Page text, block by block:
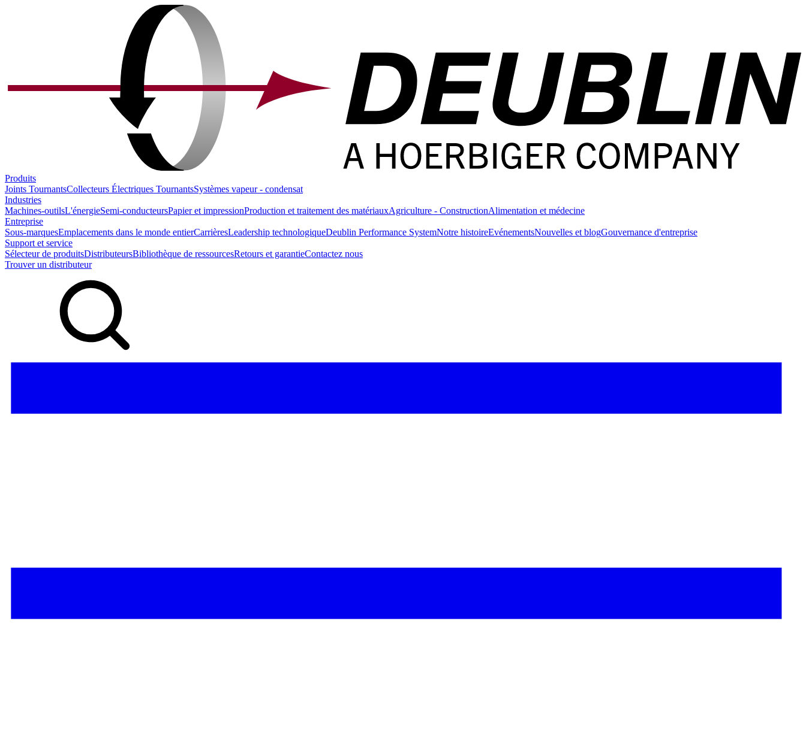
Produits
Joints TournantsCollecteurs Électriques TournantsSystèmes vapeur - condensat
Industries
Machines-outilsL'énergieSemi-conducteursPapier et impressionProduction et traitement des matériauxAgriculture - ConstructionAlimentation et médecine
Entreprise
Sous-marquesEmplacements dans le monde entierCarrièresLeadership technologiqueDeublin Performance SystemNotre histoireEvénementsNouvelles et blogGouvernance d'entreprise
Support et service
Sélecteur de produitsDistributeursBibliothèque de ressourcesRetours et garantieContactez nous
Trouver un distributeur